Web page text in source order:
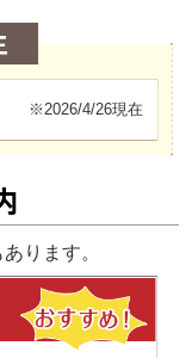
※2026/4/26現在
ります。